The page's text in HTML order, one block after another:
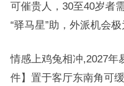
可催贵人，30至40岁者
“驿马星”助，外派机会极
情感上鸡兔相冲,2027年
件】置于客厅东南角可